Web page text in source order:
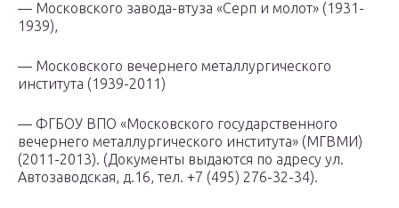
— Московского завода-втуза «Серп и молот» (1931-
1939),
— Московского вечернего металлургического
института (1939-2011)
— ФГБОУ ВПО «Московского государственного
вечернего металлургического института» (МГВМИ)
(2011-2013). (Документы выдаются по адресу ул.
Автозаводская, д.16, тел. +7 (495) 276-32-34).